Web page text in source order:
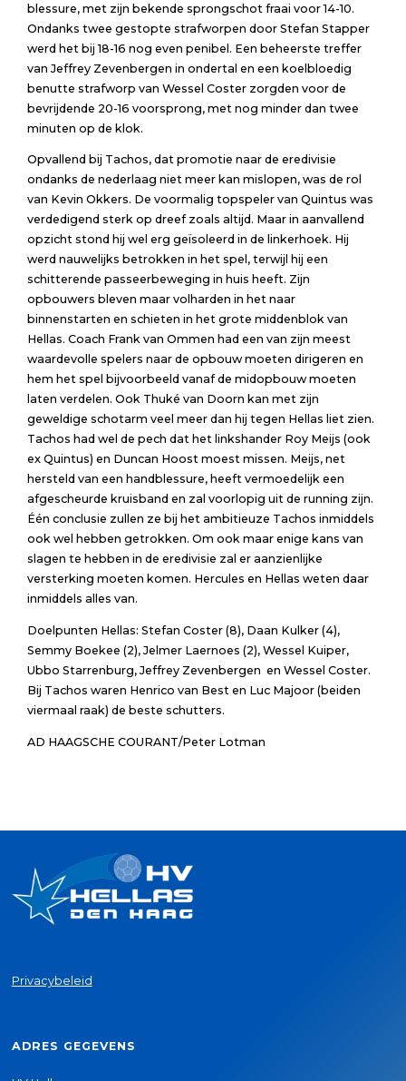
blessure, met zijn bekende sprongschot fraai voor 14-10.
Ondanks twee gestopte strafworpen door Stefan Stapper
werd het bij 18-16 nog even penibel. Een beheerste treffer
van Jeffrey Zevenbergen in ondertal en een koelbloedig
benutte strafworp van Wessel Coster zorgden voor de
bevrijdende 20-16 voorsprong, met nog minder dan twee
minuten op de klok.
Opvallend bij Tachos, dat promotie naar de eredivisie
ondanks de nederlaag niet meer kan mislopen, was de rol
van Kevin Okkers. De voormalig topspeler van Quintus was
verdedigend sterk op dreef zoals altijd. Maar in aanvallend
opzicht stond hij wel erg geïsoleerd in de linkerhoek. Hij
werd nauwelijks betrokken in het spel, terwijl hij een
schitterende passeerbeweging in huis heeft. Zijn
opbouwers bleven maar volharden in het naar
binnenstarten en schieten in het grote middenblok van
Hellas. Coach Frank van Ommen had een van zijn meest
waardevolle spelers naar de opbouw moeten dirigeren en
hem het spel bijvoorbeeld vanaf de midopbouw moeten
laten verdelen. Ook Thuké van Doorn kan met zijn
geweldige schotarm veel meer dan hij tegen Hellas liet zien.
Tachos had wel de pech dat het linkshander Roy Meijs (ook
ex Quintus) en Duncan Hoost moest missen. Meijs, net
hersteld van een handblessure, heeft vermoedelijk een
afgescheurde kruisband en zal voorlopig uit de running zijn.
Één conclusie zullen ze bij het ambitieuze Tachos inmiddels
ook wel hebben getrokken. Om ook maar enige kans van
slagen te hebben in de eredivisie zal er aanzienlijke
versterking moeten komen. Hercules en Hellas weten daar
inmiddels alles van.
Doelpunten Hellas: Stefan Coster (8), Daan Kulker (4),
Semmy Boekee (2), Jelmer Laernoes (2), Wessel Kuiper,
Ubbo Starrenburg, Jeffrey Zevenbergen en Wessel Coster.
Bij Tachos waren Henrico van Best en Luc Majoor (beiden
viermaal raak) de beste schutters.
AD HAAGSCHE COURANT/Peter Lotman
Privacybeleid
ADRES GEGEVENS